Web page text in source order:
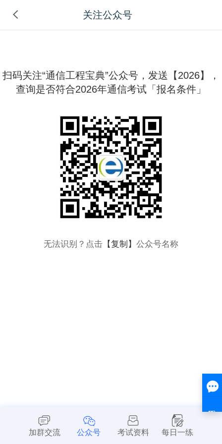
关注公众号
扫码关注“通信工程宝典”公众号，发送【2026】，
查询是否符合2026年通信考试「报名条件」
无法识别？点击 【复制】 公众号名称
加群交流 公众号 考试资料 每日一练